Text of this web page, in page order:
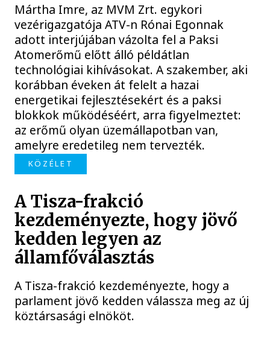
Mártha Imre, az MVM Zrt. egykori
vezérigazgatója ATV-n Rónai Egonnak
adott interjújában vázolta fel a Paksi
Atomerőmű előtt álló példátlan
technológiai kihívásokat. A szakember, aki
korábban éveken át felelt a hazai
energetikai fejlesztésekért és a paksi
blokkok működéséért, arra figyelmeztet:
az erőmű olyan üzemállapotban van,
amelyre eredetileg nem tervezték.
KÖZÉLET
A Tisza-frakció
kezdeményezte, hogy jövő
kedden legyen az
államfőválasztás
A Tisza-frakció kezdeményezte, hogy a
parlament jövő kedden válassza meg az új
köztársasági elnököt.